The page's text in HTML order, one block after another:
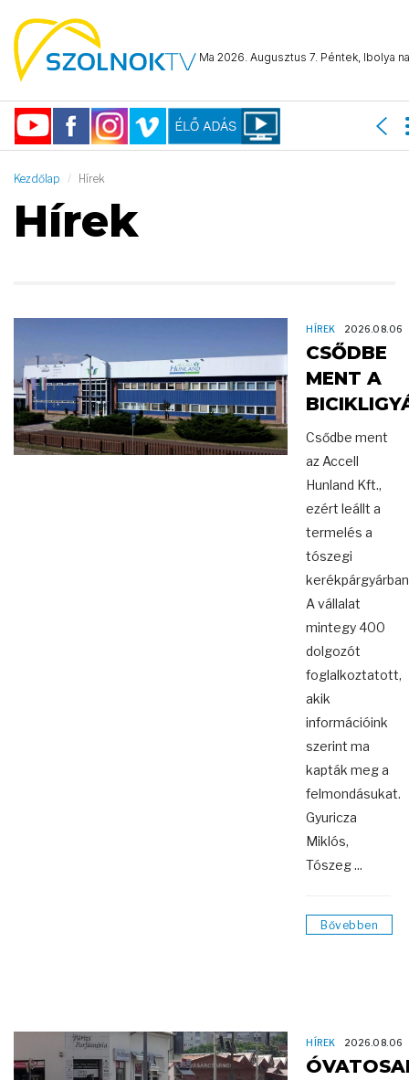
Ma 2026. Augusztus 7. Péntek, Ibolya
Kezdőlap Hírek
Hírek
HÍREK 2026.08.06
CSŐDBE
MENT A
Csődbe ment
az Accell
Hunland Kft.,
ezért leállt a
termelés a
tószegi
A vállalat
mintegy 400
dolgozót
foglalkoztatott,
akik
információink
szerint ma
kapták meg a
felmondásukat.
Gyuricza
Miklós,
Tószeg ...
Bővebben
HÍREK 2026.08.06